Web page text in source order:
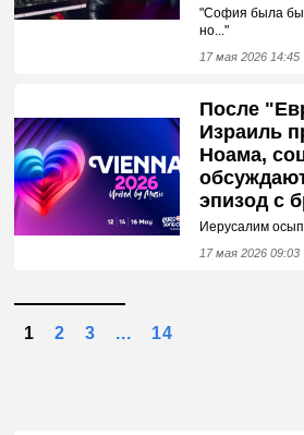
"София была бы
но..."
17 мая 2026 14:45
После
Израиль
Ноама,
эпизод с
Иерусалим
17 мая 2026 09:03
1 2 3 ... 14